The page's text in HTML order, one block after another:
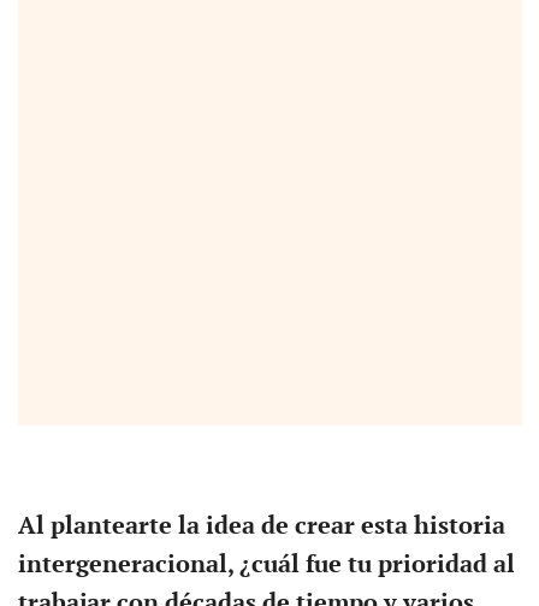
Al plantearte la idea de crear esta historia
intergeneracional, ¿cuál fue tu prioridad al